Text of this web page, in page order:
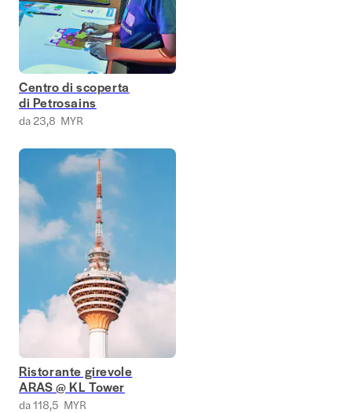
Centro di scoperta
di Petrosains
da 23,8 MYR
Ristorante girevole
ARAS @ KL Tower
da 118,5 MYR